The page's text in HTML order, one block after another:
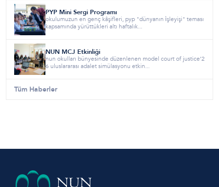
PYP Mini Sergi Programı
okulumuzun en genç kâşifleri, pyp "dünyanın i̇şleyişi" teması
kapsamında yürüttükleri altı haftalık...
NUN MCJ Etkinliği
nun okulları bünyesinde düzenlenen model court of justice’2
6 uluslararası adalet simülasyonu etkin...
Tüm Haberler